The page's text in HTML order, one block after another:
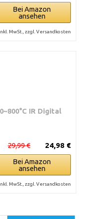
Bei Amazon
ansehen
MwSt., zzgl. Versandkosten
IR Digital
24,98 €
29,99 €
Bei Amazon
ansehen
MwSt., zzgl. Versandkosten